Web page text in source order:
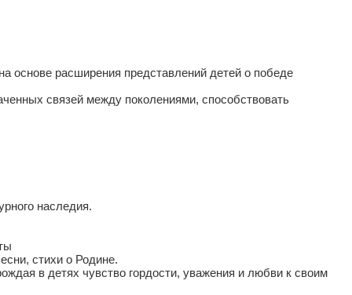
основе расширения представлений детей о победе
связей между поколениями, способствовать
наследия.
стихи о Родине.
в детях чувство гордости, уважения и любви к своим